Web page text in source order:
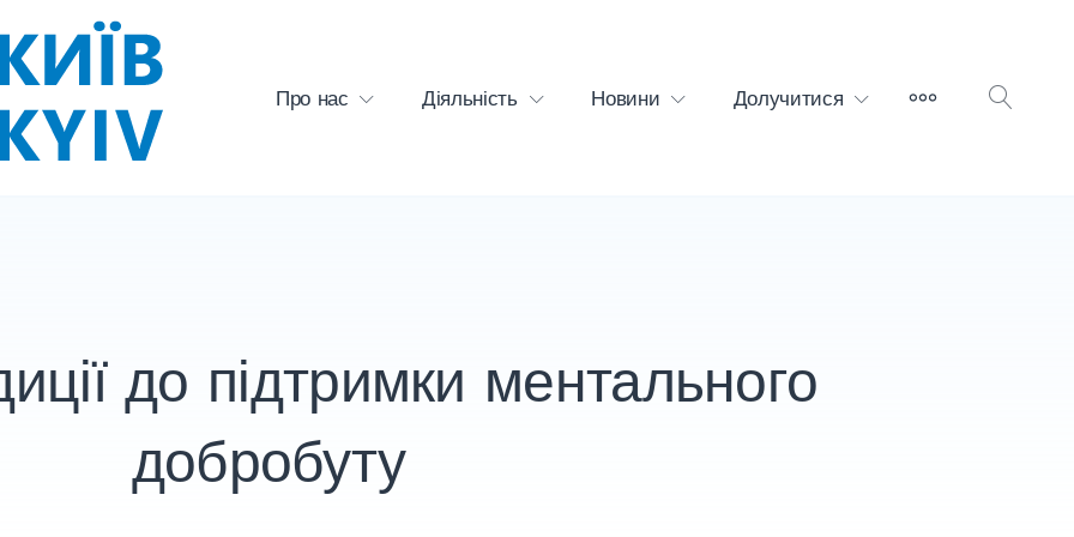
Про нас Діяльність Новини Долучитися БІЛЬШЕ
до підтримки ментального
добробуту